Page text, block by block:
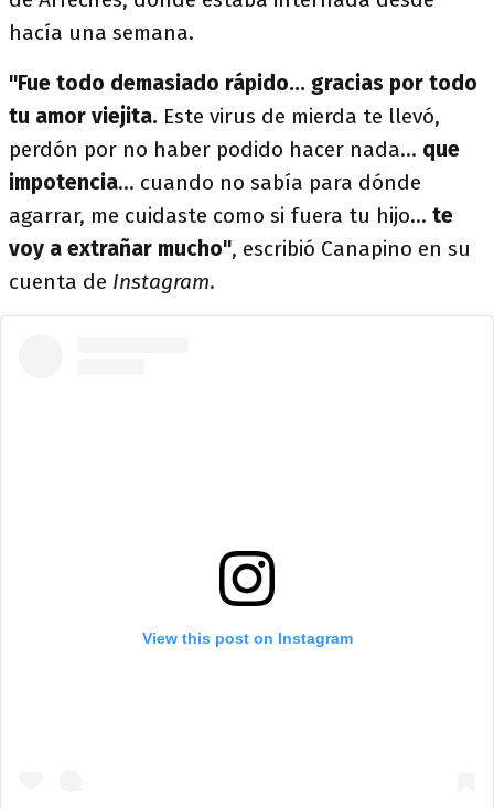
hacía una semana.
"Fue todo demasiado rápido... gracias por todo
tu amor viejita. Este virus de mierda te llevó,
perdón por no haber podido hacer nada... que
impotencia... cuando no sabía para dónde
agarrar, me cuidaste como si fuera tu hijo... te
voy a extrañar mucho", escribió Canapino en su
cuenta de Instagram.
View this post on Instagram